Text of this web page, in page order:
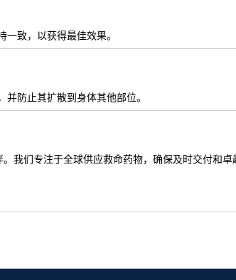
致，以获得最佳效果。
防止其扩散到身体其他部位。
我们专注于全球供应救命药物，确保及时交付和卓